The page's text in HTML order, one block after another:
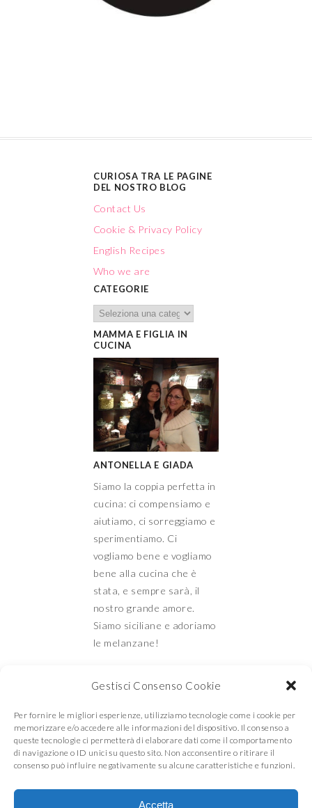
Gestisci Consenso Cookie
Per fornire le migliori esperienze, utilizziamo tecnologie come i cookie per
memorizzare e/o accedere alle informazioni del dispositivo. Il consenso a
queste tecnologie ci permetterà di elaborare dati come il comportamento
di navigazione o ID unici su questo sito. Non acconsentire o ritirare il
consenso può influire negativamente su alcune caratteristiche e funzioni.
Accetta
CURIOSA TRA LE PAGINE
DEL NOSTRO BLOG
Contact Us
Cookie & Privacy Policy
English Recipes
Who we are
CATEGORIE
MAMMA E FIGLIA IN
CUCINA
ANTONELLA E GIADA
Siamo la coppia perfetta in
cucina: ci compensiamo e
aiutiamo, ci sorreggiamo e
sperimentiamo. Ci
vogliamo bene e vogliamo
bene alla cucina che è
stata, e sempre sarà, il
nostro grande amore.
Siamo siciliane e adoriamo
le melanzane!
Mamma e Figlia in
cucina